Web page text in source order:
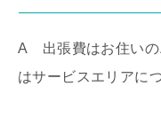
A
出張費はお住い
はサービスエリアに